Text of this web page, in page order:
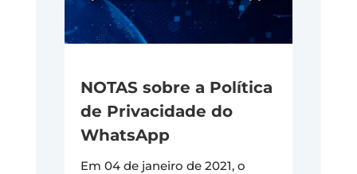
NOTAS sobre a Política
de Privacidade do
WhatsApp
Em 04 de janeiro de 2021, o